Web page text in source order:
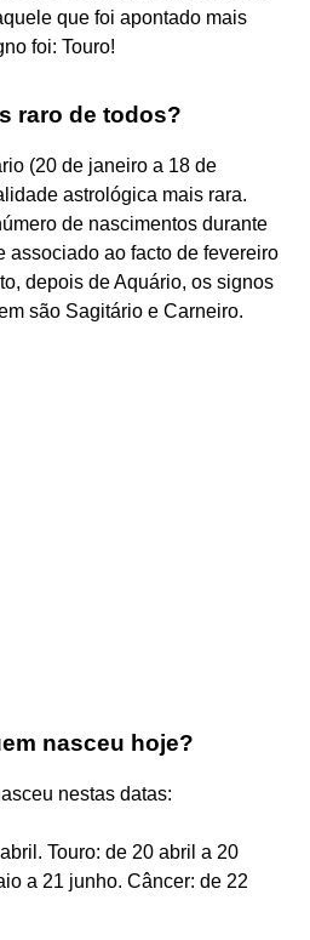
que foi apontado mais
foi: Touro!
raro de todos?
(20 de janeiro a 18 de
astrológica mais rara.
de nascimentos durante
associado ao facto de fevereiro
depois de Aquário, os signos
são Sagitário e Carneiro.
nasceu hoje?
nestas datas:
Touro: de 20 abril a 20
a 21 junho. Câncer: de 22